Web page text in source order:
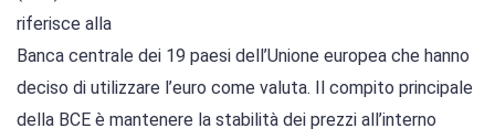
riferisce alla
Banca centrale dei 19 paesi dell’Unione europea che hanno
deciso di utilizzare l’euro come valuta. Il compito principale
della BCE è mantenere la stabilità dei prezzi all’interno